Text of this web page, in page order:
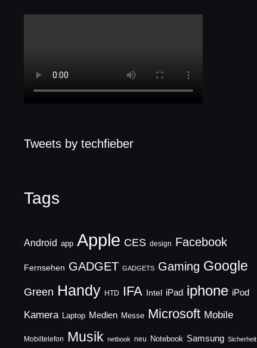
Tweets by techfieber
Tags
Android app Apple CES design Facebook
Fernsehen GADGET GADGETS Gaming Google
Green Handy HTD IFA Intel iPad iphone iPod
Kamera Laptop Medien Messe Microsoft Mobile
Mobiltelefon Musik netbook neu Notebook Samsung Sicherheit